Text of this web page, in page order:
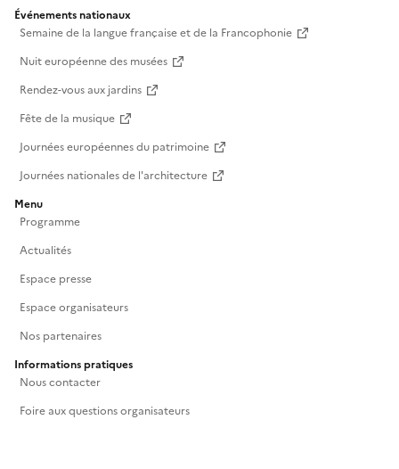
Événements nationaux
Semaine de la langue française et de la Francophonie
Nuit européenne des musées
Rendez-vous aux jardins
Fête de la musique
Journées européennes du patrimoine
Journées nationales de l'architecture
Menu
Programme
Actualités
Espace presse
Espace organisateurs
Nos partenaires
Informations pratiques
Nous contacter
Foire aux questions organisateurs